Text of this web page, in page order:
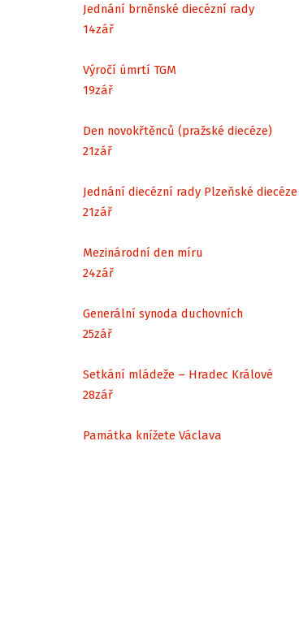
Jednání brněnské diecézní rady
14zář
Výročí úmrtí TGM
19zář
Den novokřtěnců (pražské diecéze)
21zář
Jednání diecézní rady Plzeňské diecéze
21zář
Mezinárodní den míru
24zář
Generální synoda duchovních
25zář
Setkání mládeže – Hradec Králové
28zář
Památka knížete Václava